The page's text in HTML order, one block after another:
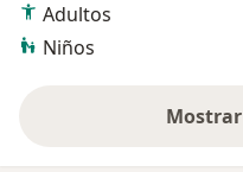
Adultos
Niños